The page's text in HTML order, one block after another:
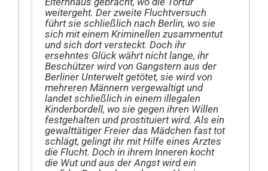
weitergeht. Der zweite Fluchtversuch
führt sie schließlich nach Berlin, wo sie
sich mit einem Kriminellen zusammentut
und sich dort versteckt. Doch ihr
ersehntes Glück währt nicht lange, ihr
Beschützer wird von Gangstern aus der
Berliner Unterwelt getötet, sie wird von
mehreren Männern vergewaltigt und
landet schließlich in einem illegalen
Kinderbordell, wo sie gegen ihren Willen
festgehalten und prostituiert wird. Als ein
gewalttätiger Freier das Mädchen fast tot
schlägt, gelingt ihr mit Hilfe eines Arztes
die Flucht. Doch in ihrem Inneren kocht
die Wut und aus der Angst wird ein